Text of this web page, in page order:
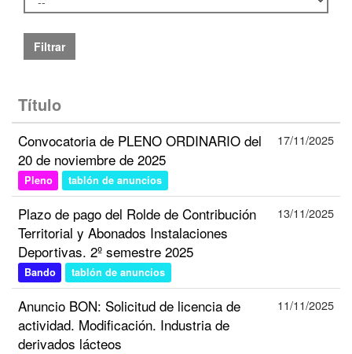
Filtrar
Título
Convocatoria de PLENO ORDINARIO del
20 de noviembre de 2025
Pleno tablón de anuncios
17/11/2025
Plazo de pago del Rolde de Contribución
Territorial y Abonados Instalaciones
Deportivas. 2º semestre 2025
Bando tablón de anuncios
13/11/2025
Anuncio BON: Solicitud de licencia de
actividad. Modificación. Industria de
derivados lácteos
11/11/2025